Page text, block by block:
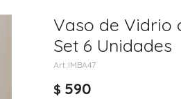
Vaso de Vidrio
Set 6 Unidades
IMBA47
$ 590